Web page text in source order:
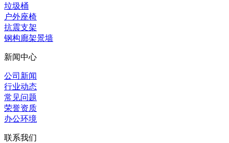
垃圾桶
户外座椅
抗震支架
钢构廊架景墙
新闻中心
公司新闻
行业动态
常见问题
荣誉资质
办公环境
联系我们